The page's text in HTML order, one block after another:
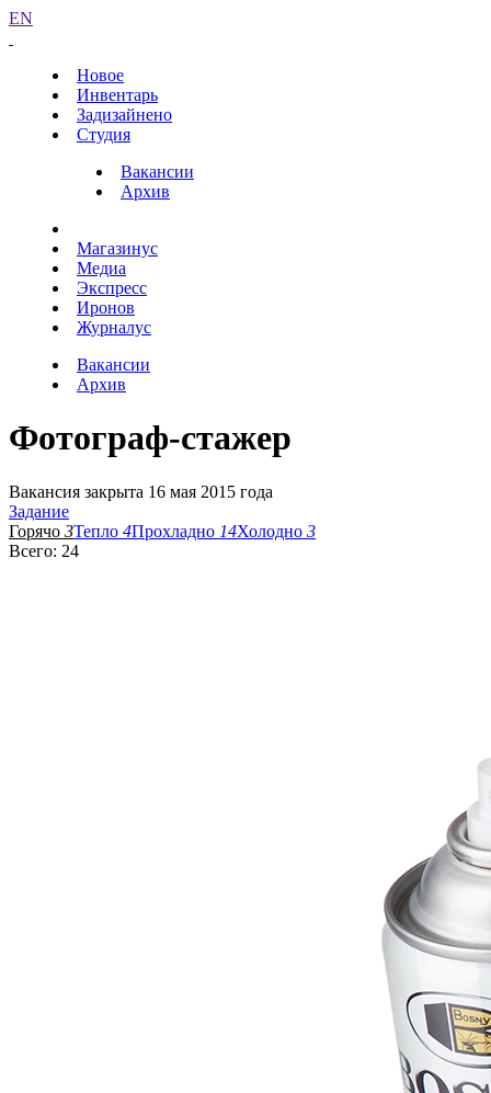
EN
Новое
Инвентарь
Задизайнено
Студия
Вакансии
Архив
Магазинус
Медиа
Экспресс
Иронов
Журналус
Вакансии
Архив
Фотограф-стажер
Вакансия закрыта 16 мая 2015 года
Задание
Горячо 3Тепло 4Прохладно 14Холодно 3
Всего: 24